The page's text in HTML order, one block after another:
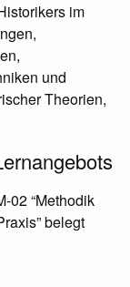
im
und
Theorien,
02 “Methodik
belegt